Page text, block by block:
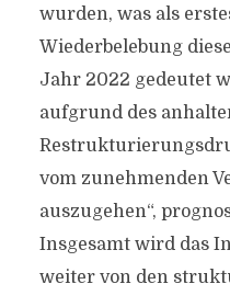
wurden, was als
Wiederbelebung
Jahr 2022 gedeutet
aufgrund des
vom zunehmenden
auszugehen“,
Insgesamt wird das
weiter von den